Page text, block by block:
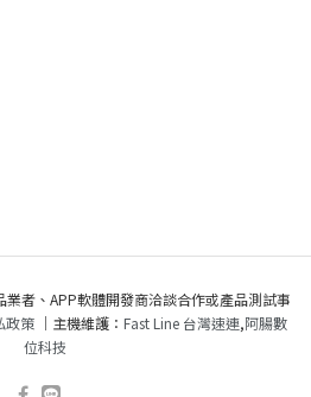
者、APP軟體開發商洽談合作或產品測試事
政策｜主機維護： Fast Line 台灣速連,阿腸數
位科技